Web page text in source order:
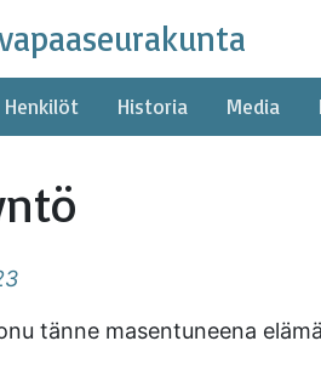
Henkilöt Historia Media
tänne masentuneena